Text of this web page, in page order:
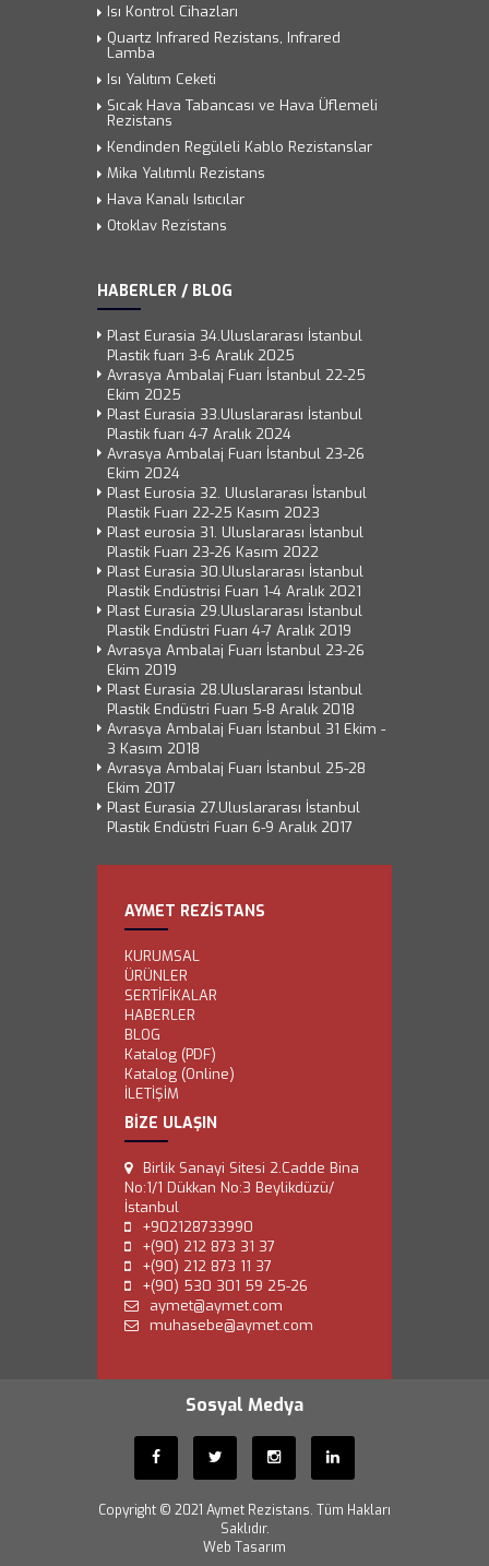
Isı Kontrol Cihazları
Quartz Infrared Rezistans, Infrared
Lamba
Isı Yalıtım Ceketi
Sıcak Hava Tabancası ve Hava Üflemeli
Rezistans
Kendinden Regüleli Kablo Rezistanslar
Mika Yalıtımlı Rezistans
Hava Kanalı Isıtıcılar
Otoklav Rezistans
HABERLER / BLOG
Plast Eurasia 34.Uluslararası İstanbul
Plastik fuarı 3-6 Aralık 2025
Avrasya Ambalaj Fuarı İstanbul 22-25
Ekim 2025
Plast Eurasia 33.Uluslararası İstanbul
Plastik fuarı 4-7 Aralık 2024
Avrasya Ambalaj Fuarı İstanbul 23-26
Ekim 2024
Plast Eurosia 32. Uluslararası İstanbul
Plastik Fuarı 22-25 Kasım 2023
Plast eurosia 31. Uluslararası İstanbul
Plastik Fuarı 23-26 Kasım 2022
Plast Eurasia 30.Uluslararası İstanbul
Plastik Endüstrisi Fuarı 1-4 Aralık 2021
Plast Eurasia 29.Uluslararası İstanbul
Plastik Endüstri Fuarı 4-7 Aralık 2019
Avrasya Ambalaj Fuarı İstanbul 23-26
Ekim 2019
Plast Eurasia 28.Uluslararası İstanbul
Plastik Endüstri Fuarı 5-8 Aralık 2018
Avrasya Ambalaj Fuarı İstanbul 31 Ekim -
3 Kasım 2018
Avrasya Ambalaj Fuarı İstanbul 25-28
Ekim 2017
Plast Eurasia 27.Uluslararası İstanbul
Plastik Endüstri Fuarı 6-9 Aralık 2017
AYMET REZİSTANS
KURUMSAL
ÜRÜNLER
SERTİFİKALAR
HABERLER
BLOG
Katalog (PDF)
Katalog (Online)
İLETİŞİM
BİZE ULAŞIN
Birlik Sanayi Sitesi 2.Cadde Bina
No:1/1 Dükkan No:3 Beylikdüzü/
İstanbul
+902128733990
+(90) 212 873 31 37
+(90) 212 873 11 37
+(90) 530 301 59 25-26
aymet@aymet.com
muhasebe@aymet.com
Sosyal Medya
Copyright © 2021 Aymet Rezistans. Tüm Hakları
Saklıdır.
Web Tasarım